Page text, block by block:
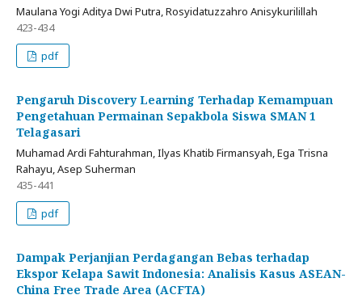
Maulana Yogi Aditya Dwi Putra, Rosyidatuzzahro Anisykurilillah
423-434
pdf
Pengaruh Discovery Learning Terhadap Kemampuan
Pengetahuan Permainan Sepakbola Siswa SMAN 1
Telagasari
Muhamad Ardi Fahturahman, Ilyas Khatib Firmansyah, Ega Trisna
Rahayu, Asep Suherman
435-441
pdf
Dampak Perjanjian Perdagangan Bebas terhadap
Ekspor Kelapa Sawit Indonesia: Analisis Kasus ASEAN-
China Free Trade Area (ACFTA)